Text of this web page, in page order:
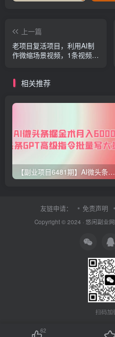
上一篇
老项目复活项目，利用AI制
作微缩场景视频，1条视频变
相关推荐
【副业项目6481期】AI微头条掘金术月入6000+ 微头条GPT高级指令批量写大量爆文
友链申请： 免责声明
Copyright © 2024 · 悠闲副业网
扫码加
62